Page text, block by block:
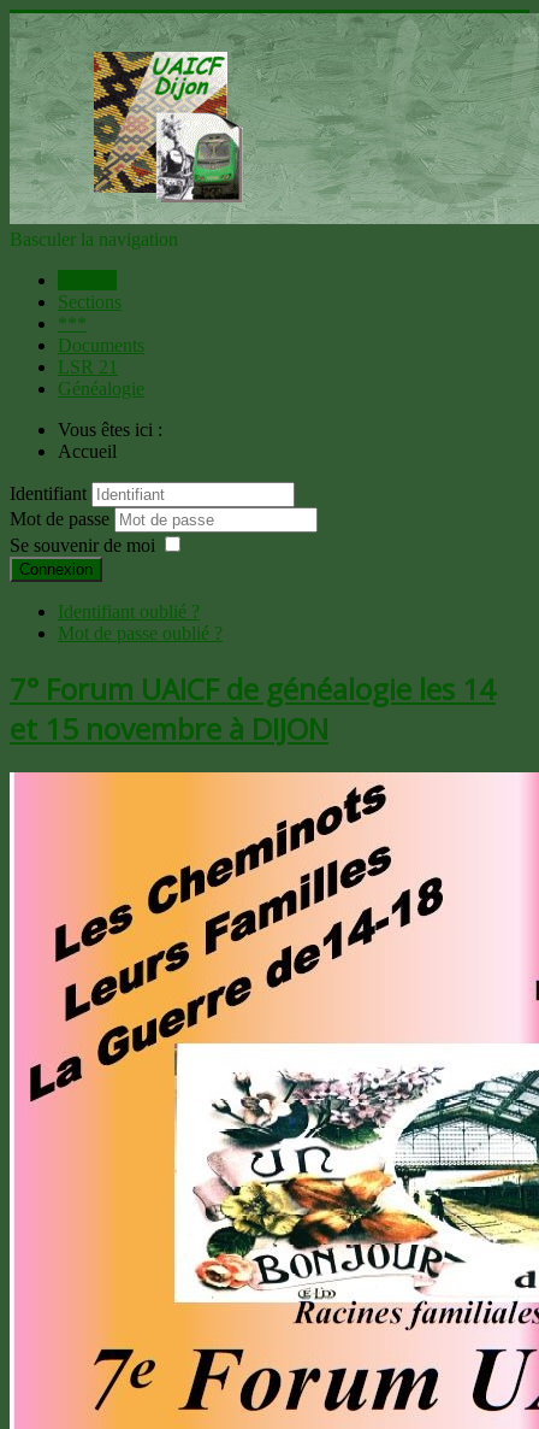
Basculer la navigation
Sections
***
Documents
LSR 21
Généalogie
Vous êtes ici :
Accueil
Identifiant
Mot de passe
Se souvenir de moi
Connexion
Identifiant oublié ?
Mot de passe oublié ?
7° Forum UAICF de généalogie les 14
et 15 novembre à DIJON